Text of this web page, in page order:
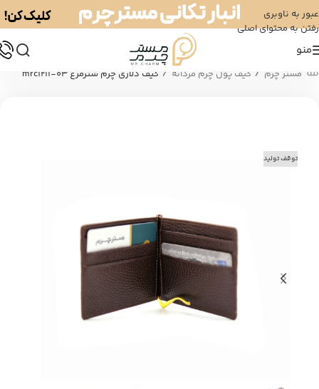
عبور به ناوبری
رفتن به محتوای اصلی
منو
مستر چرم / کیف پول چرم مردانه / کیف دلاری چرم شترمرغ mrc1211-03
توقف تولید